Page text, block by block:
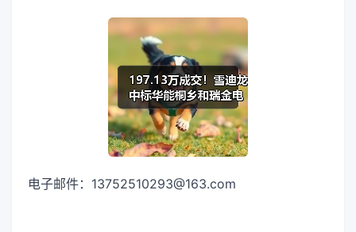
电子邮件：13752510293@163.com